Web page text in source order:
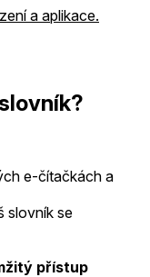
a aplikace.
e-čítačkách a
slovník se
přístup